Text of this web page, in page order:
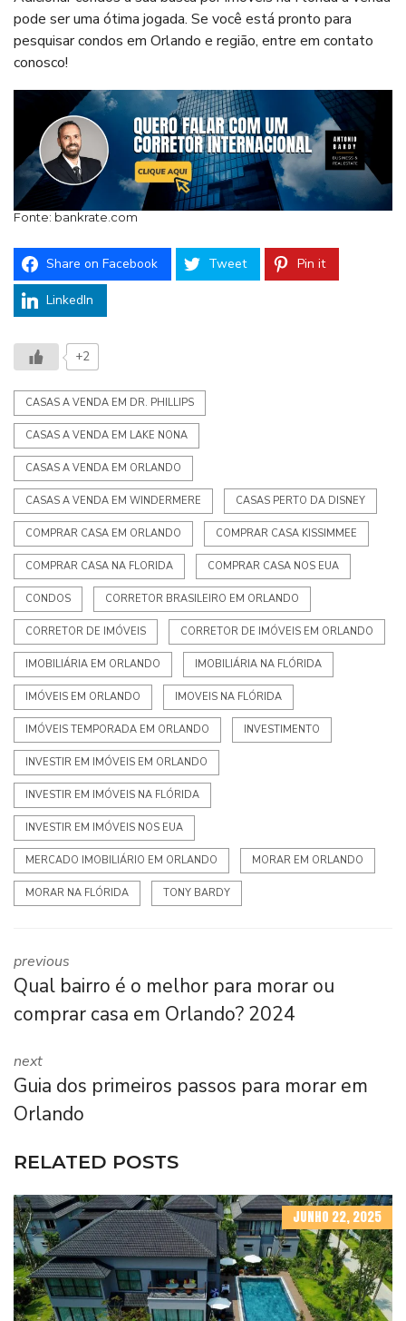
pode ser uma ótima jogada. Se você está pronto para
pesquisar condos em Orlando e região, entre em contato
conosco!
Fonte: bankrate.com
Share on Facebook Tweet Pin it
LinkedIn
+2
CASAS A VENDA EM DR. PHILLIPS
CASAS A VENDA EM LAKE NONA
CASAS A VENDA EM ORLANDO
CASAS A VENDA EM WINDERMERE CASAS PERTO DA DISNEY
COMPRAR CASA EM ORLANDO COMPRAR CASA KISSIMMEE
COMPRAR CASA NA FLORIDA COMPRAR CASA NOS EUA
CONDOS CORRETOR BRASILEIRO EM ORLANDO
CORRETOR DE IMÓVEIS CORRETOR DE IMÓVEIS EM ORLANDO
IMOBILIÁRIA EM ORLANDO IMOBILIÁRIA NA FLÓRIDA
IMÓVEIS EM ORLANDO IMOVEIS NA FLÓRIDA
IMÓVEIS TEMPORADA EM ORLANDO INVESTIMENTO
INVESTIR EM IMÓVEIS EM ORLANDO
INVESTIR EM IMÓVEIS NA FLÓRIDA
INVESTIR EM IMÓVEIS NOS EUA
MERCADO IMOBILIÁRIO EM ORLANDO MORAR EM ORLANDO
MORAR NA FLÓRIDA TONY BARDY
previous
Qual bairro é o melhor para morar ou
comprar casa em Orlando? 2024
next
Guia dos primeiros passos para morar em
Orlando
RELATED POSTS
JUNHO 22, 2025